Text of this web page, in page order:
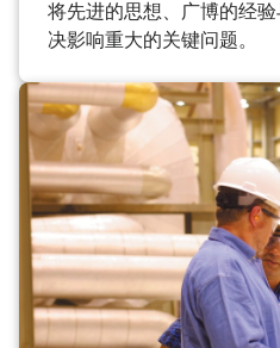
将先进的思想、广博的经
决影响重大的关键问题。